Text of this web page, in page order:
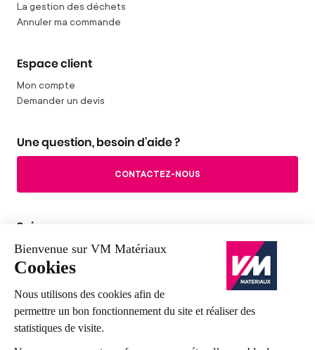
La gestion des déchets
Annuler ma commande
Espace client
Mon compte
Demander un devis
Une question, besoin d'aide ?
CONTACTEZ-NOUS
Suivez-nous